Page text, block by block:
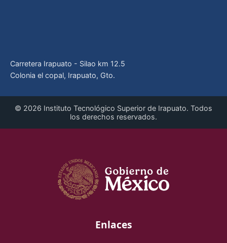
Carretera Irapuato - Silao km 12.5
Colonia el copal, Irapuato, Gto.
© 2026 Instituto Tecnológico Superior de Irapuato. Todos
los derechos reservados.
Enlaces